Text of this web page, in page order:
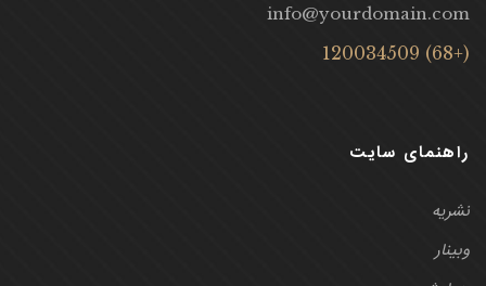
info@yourdomain.com
(+68) 120034509
راهنمای سایت
نشریه
وبینار